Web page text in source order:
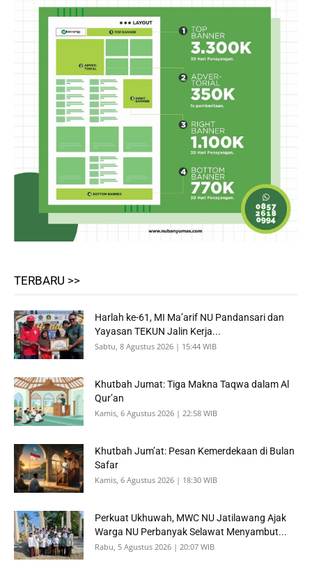
TERBARU >>
Harlah ke-61, MI Ma’arif NU Pandansari dan
Yayasan TEKUN Jalin Kerja...
Sabtu, 8 Agustus 2026 | 15:44 WIB
Khutbah Jumat: Tiga Makna Taqwa dalam Al
Qur’an
Kamis, 6 Agustus 2026 | 22:58 WIB
Khutbah Jum’at: Pesan Kemerdekaan di Bulan
Safar
Kamis, 6 Agustus 2026 | 18:30 WIB
Perkuat Ukhuwah, MWC NU Jatilawang Ajak
Warga NU Perbanyak Selawat Menyambut...
Rabu, 5 Agustus 2026 | 20:07 WIB